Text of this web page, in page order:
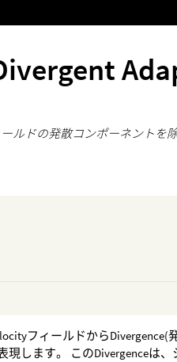
ルドの発散コンポーネント
フィールドから
現します。 このDivergenceは